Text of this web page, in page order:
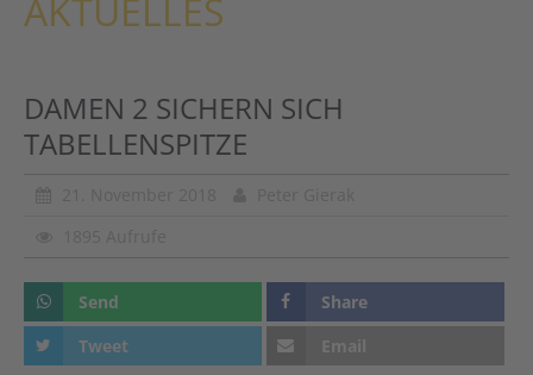
Kontakt
Shop
AKTUELLES
DAMEN 2 SICHERN SICH
TABELLENSPITZE
Send
Share
Tweet
Email